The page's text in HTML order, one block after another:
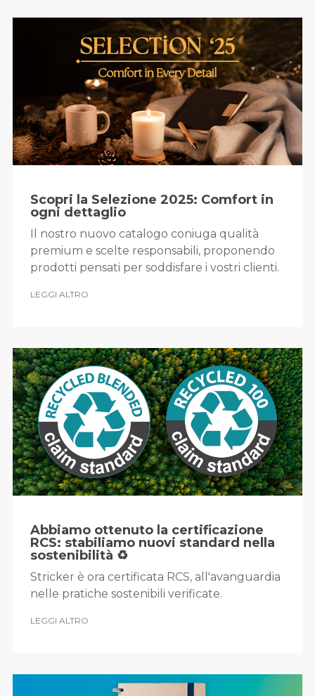
Scopri la Selezione 2025: Comfort in
ogni dettaglio
Il nostro nuovo catalogo coniuga qualità
premium e scelte responsabili, proponendo
prodotti pensati per soddisfare i vostri clienti.
LEGGI ALTRO
Abbiamo ottenuto la certificazione
RCS: stabiliamo nuovi standard nella
sostenibilità ♻️
Stricker è ora certificata RCS, all'avanguardia
nelle pratiche sostenibili verificate.
LEGGI ALTRO